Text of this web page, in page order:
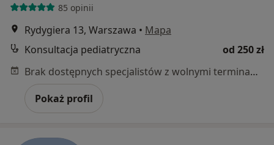
85 opinii
Rydygiera 13, Warszawa • Mapa
Konsultacja pediatryczna
od 250 zł
Brak dostępnych specjalistów z wolnymi terminami w tym centrum medycznym.
Pokaż profil